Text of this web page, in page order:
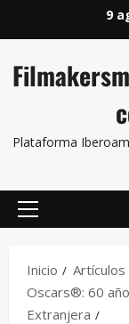
9
Plataforma
Inicio
Artículos
Oscars®: 60
Extranjera